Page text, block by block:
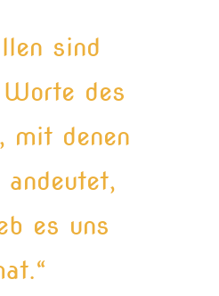
sind
des
mit denen
andeutet,
es uns